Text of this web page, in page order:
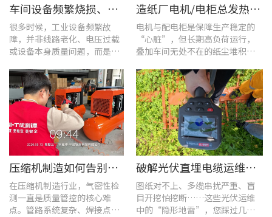
车间设备频繁烧损、无故停机?一台UT285C搞定电能质量隐患
很多时候，工业设备频繁故
障，并非线路老化、电压过载
或设备本身质量问题，而是谐
易察觉的电能质量隐患导致。
造纸厂电机/电柜总发热？这套7×24h在线监测方案帮你“扼杀”热隐患！
电机与配电柜是保障生产稳定的
“心脏”，但长期高负荷运行，
叠加车间无处不在的纸尘堆积，
端隐性发热。
压缩机制造如何告别“气密性焦虑”?UT568F红外声热成像仪实战揭秘
在压缩机制造行业，气密性检
测一直是质量管控的核心难
点。管路系统复杂、焊接点众
破解光伏直埋电缆运维难题：UT689B智能管线探测仪实测纪实
图纸对不上、多缆串扰严重、盲
目开挖怕挖断……这些光伏运维
中的“隐形地雷”，您踩过几